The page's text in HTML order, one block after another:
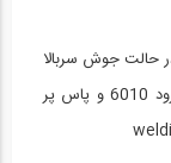
حالت جوش سربالا
با تکنیک از پایین با بالا، جوش پاس ریشه با الکترود 6010 و پاس پر